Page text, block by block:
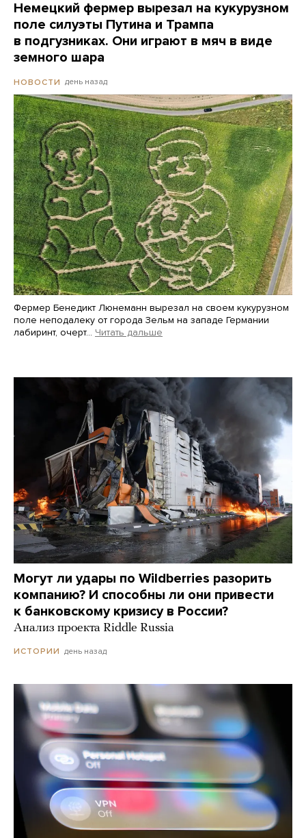
Немецкий фермер вырезал на кукурузном
поле силуэты Путина и Трампа
в подгузниках. Они играют в мяч в виде
земного шара
НОВОСТИ день назад
Фермер Бенедикт Люнеманн вырезал на своем кукурузном
поле неподалеку от города Зельм на западе Германии
лабиринт, очерт… Читать дальше
Могут ли удары по Wildberries разорить
компанию? И способны ли они привести
к банковскому кризису в России?
Анализ проекта Riddle Russia
ИСТОРИИ день назад